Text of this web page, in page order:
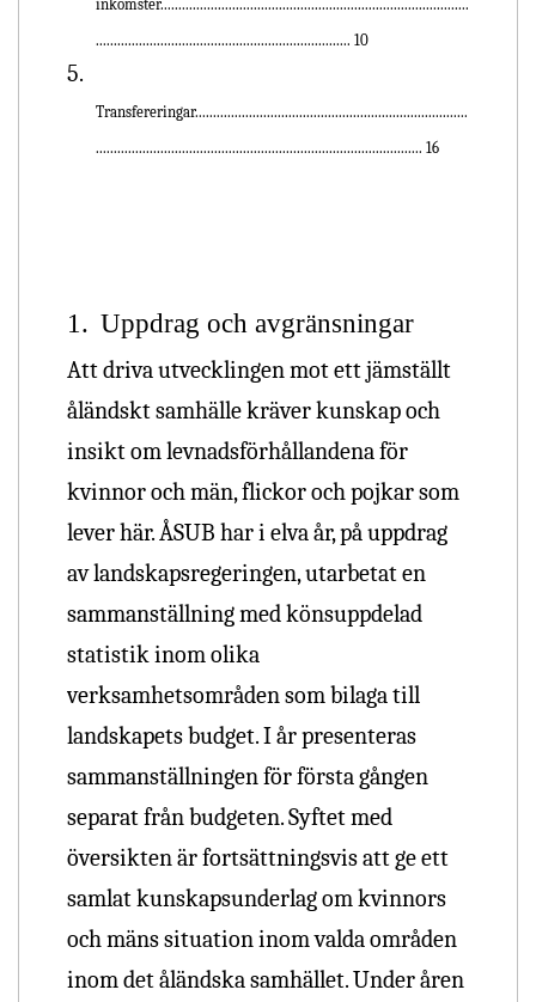
inkomster......................................................................................
....................................................................... 10
5.
Transfereringar............................................................................
........................................................................................... 16
1. Uppdrag och avgränsningar
Att driva utvecklingen mot ett jämställt
åländskt samhälle kräver kunskap och
insikt om levnadsförhållandena för
kvinnor och män, flickor och pojkar som
lever här. ÅSUB har i elva år, på uppdrag
av landskapsregeringen, utarbetat en
sammanställning med könsuppdelad
statistik inom olika
verksamhetsområden som bilaga till
landskapets budget. I år presenteras
sammanställningen för första gången
separat från budgeten. Syftet med
översikten är fortsättningsvis att ge ett
samlat kunskapsunderlag om kvinnors
och mäns situation inom valda områden
inom det åländska samhället. Under åren